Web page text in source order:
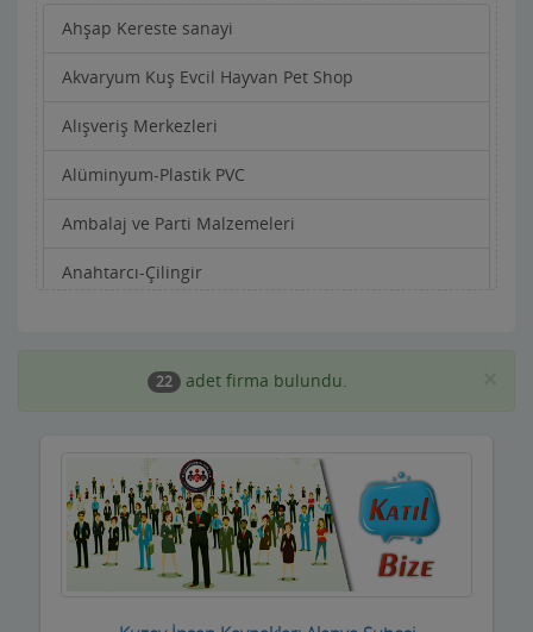
Ahşap Kereste sanayi
Akvaryum Kuş Evcil Hayvan Pet Shop
Alışveriş Merkezleri
Alüminyum-Plastik PVC
Ambalaj ve Parti Malzemeleri
Anahtarcı-Çilingir
Aracı Kurumlar
Asansörcüler
Av Malzemeleri
Avukatlar ve Hukuk Büroları
Ayakkabıcılar ve Çantacılar
22 adet firma bulundu.